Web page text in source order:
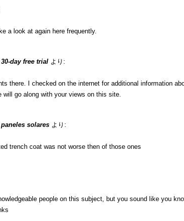
a look at again here frequently.
day free trial より:
there. I checked on the internet for additional information
will go along with your views on this site.
solares より:
trench coat was not worse then of those ones
people on this subject, but you sound like you